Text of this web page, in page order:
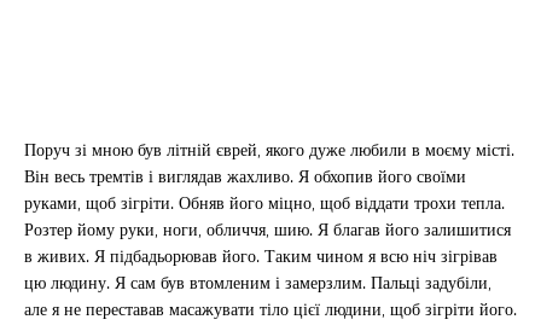
Поруч зі мною був літній єврей, якого дуже любили в моєму місті.
Він весь тремтів і виглядав жахливо. Я обхопив його своїми
руками, щоб зігріти. Обняв його міцно, щоб віддати трохи тепла.
Розтер йому руки, ноги, обличчя, шию. Я благав його залишитися
в живих. Я підбадьорював його. Таким чином я всю ніч зігрівав
цю людину. Я сам був втомленим і замерзлим. Пальці задубіли,
але я не переставав масажувати тіло цієї людини, щоб зігріти його.